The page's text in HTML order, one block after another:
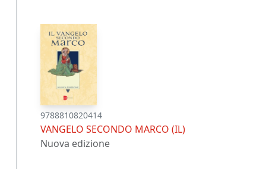
9788810820414
VANGELO SECONDO MARCO (IL)
Nuova edizione